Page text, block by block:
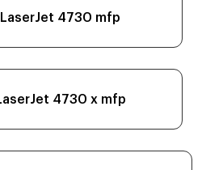
LaserJet 4730 mfp
4730 x mfp